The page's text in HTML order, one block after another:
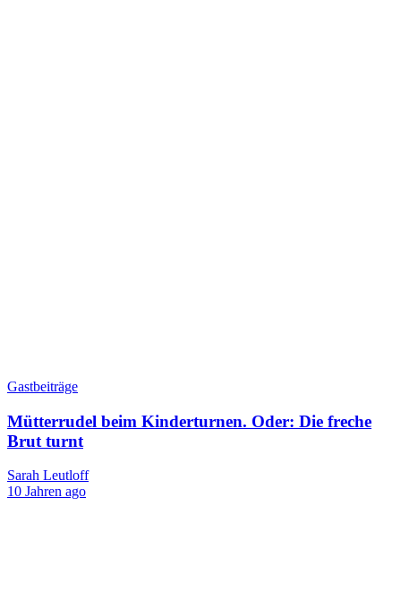
Gastbeiträge
Mütterrudel beim Kinderturnen. Oder: Die freche
Brut turnt
Sarah Leutloff
10 Jahren ago